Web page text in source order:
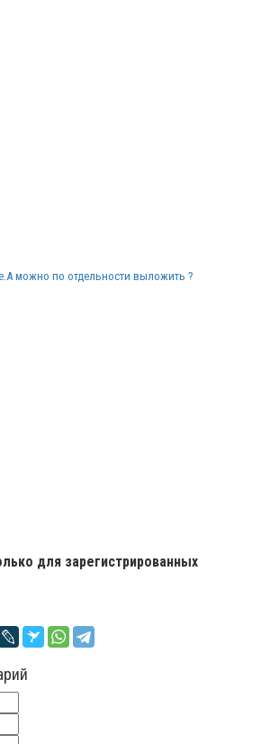
можно по отдельности выложить ?
для зарегистрированных